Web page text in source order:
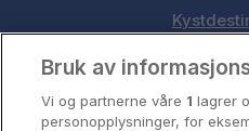
Bruk av
Vi og partnerne våre 1 lagrer
personopplysninger, for